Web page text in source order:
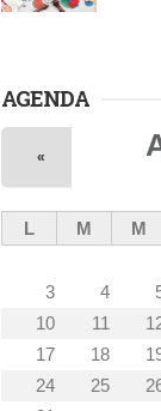
AGENDA
«
L M M
3
4
10
11
17
18
24
25